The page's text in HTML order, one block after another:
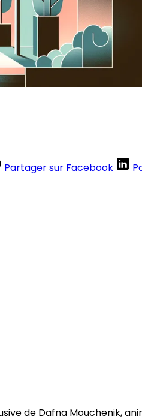
Partager sur Facebook
de Dafna Mouchenik,